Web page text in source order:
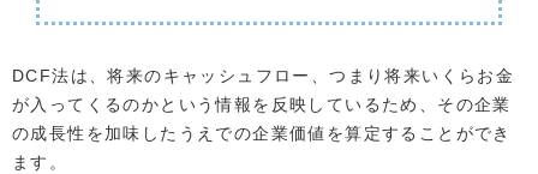
DCF法は、将来のキャッシュフロー、つまり将来いくらお金
が入ってくるのかという情報を反映しているため、その企業
の成長性を加味したうえでの企業価値を算定することができ
ます。